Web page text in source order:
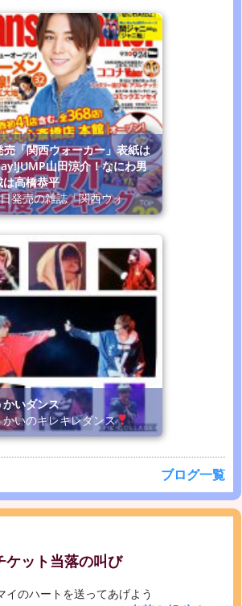
「関西ウォーカー」表紙は
山田涼介！なにわ男
は高橋恭平
発売の雑誌「関西ウォ
かいダンス
かいのキレキレダンス
ブログ一覧
ケット当落の叫び
イのハートを送ってあげよう